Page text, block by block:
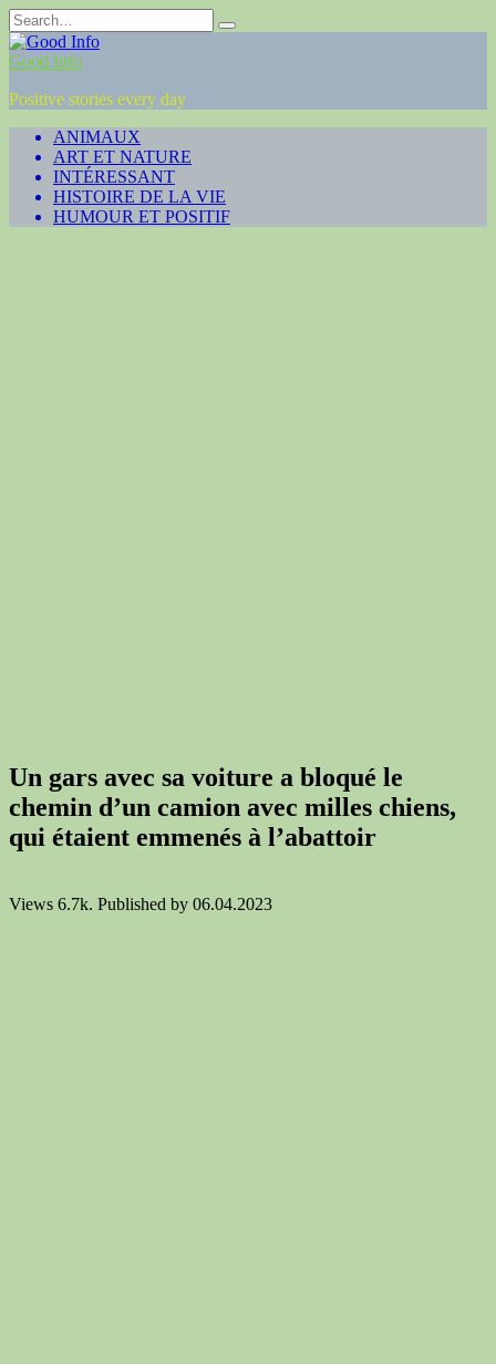
Skip
to
content
Search
for:
Good Info
Positive stories every day
ANIMAUX
ART ET NATURE
INTÉRESSANT
HISTOIRE DE LA VIE
HUMOUR ET POSITIF
Un gars avec sa voiture a bloqué le
chemin d’un camion avec milles chiens,
qui étaient emmenés à l’abattoir
Views 6.7k. Published by 06.04.2023